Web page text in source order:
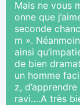
Mais ne vous
onne que
seconde
m ».
ainsi
de bien
un homme
z,
ravi….A très